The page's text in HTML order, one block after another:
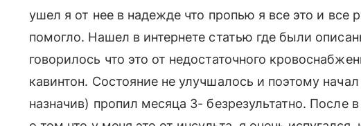
ушел я от нее в надежде что пропью я все это и все
помогло. Нашел в интернете статью где были
говорилось что это от недостаточного
кавинтон. Состояние не улучшалось и поэтому
назначив) пропил месяца 3- безрезультатно. После